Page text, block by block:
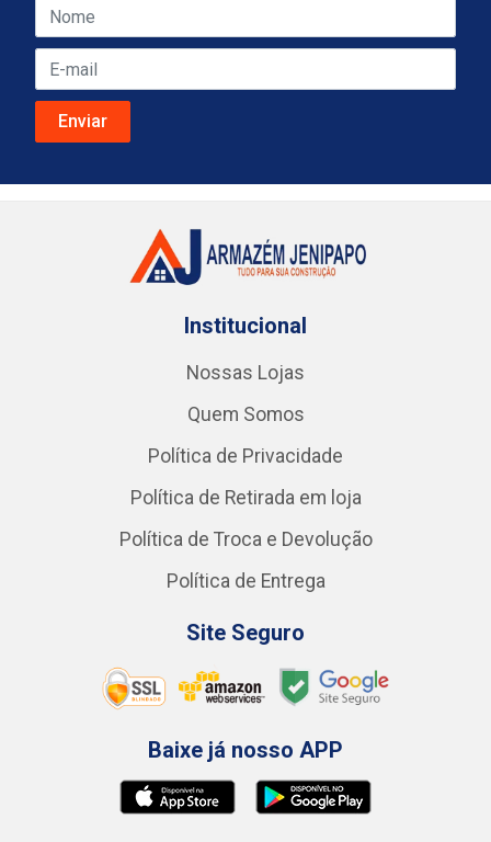
Institucional
Nossas Lojas
Quem Somos
Política de Privacidade
Política de Retirada em loja
Política de Troca e Devolução
Política de Entrega
Site Seguro
Baixe já nosso APP